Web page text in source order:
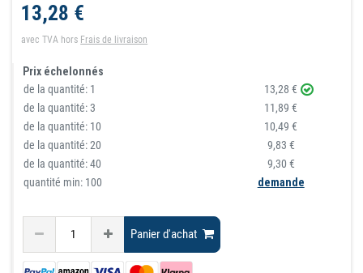
13,28 €
avec TVA hors Frais de livraison
Prix échelonnés
de la quantité: 1
13,28 €
de la quantité:3
11,89 €
de la quantité: 10
10,49 €
de la quantité:20
9,83 €
de la quantité:40
9,30 €
quantité min: 100
demande
Panier d'achat